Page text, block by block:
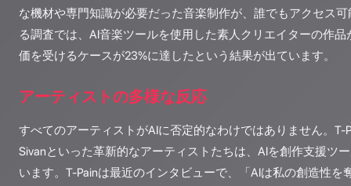
な機材や専門知識が必要だった音楽制作が、誰でもアクセス
る調査では、AI音楽ツールを使用した素人クリエイターの作
価を受けるケースが23%に達したという結果が出ています。
アーティストの多様な反応
すべてのアーティストがAIに否定的なわけではありません。T-
Sivanといった革新的なアーティストたちは、AIを創作支援ツ
います。T-Painは最近のインタビューで、「AIは私の創造性を